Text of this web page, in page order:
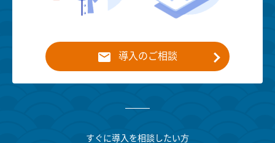
導入のご相談
すぐに導入を相談したい方